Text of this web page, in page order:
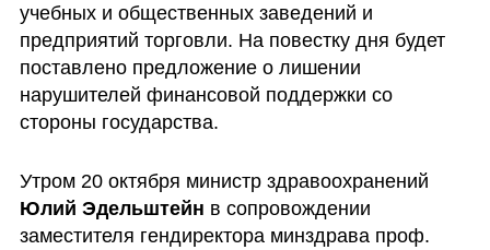
учебных и общественных заведений и
предприятий торговли. На повестку дня будет
поставлено предложение о лишении
нарушителей финансовой поддержки со
стороны государства.
Юлий Эдельштейн в сопровождении